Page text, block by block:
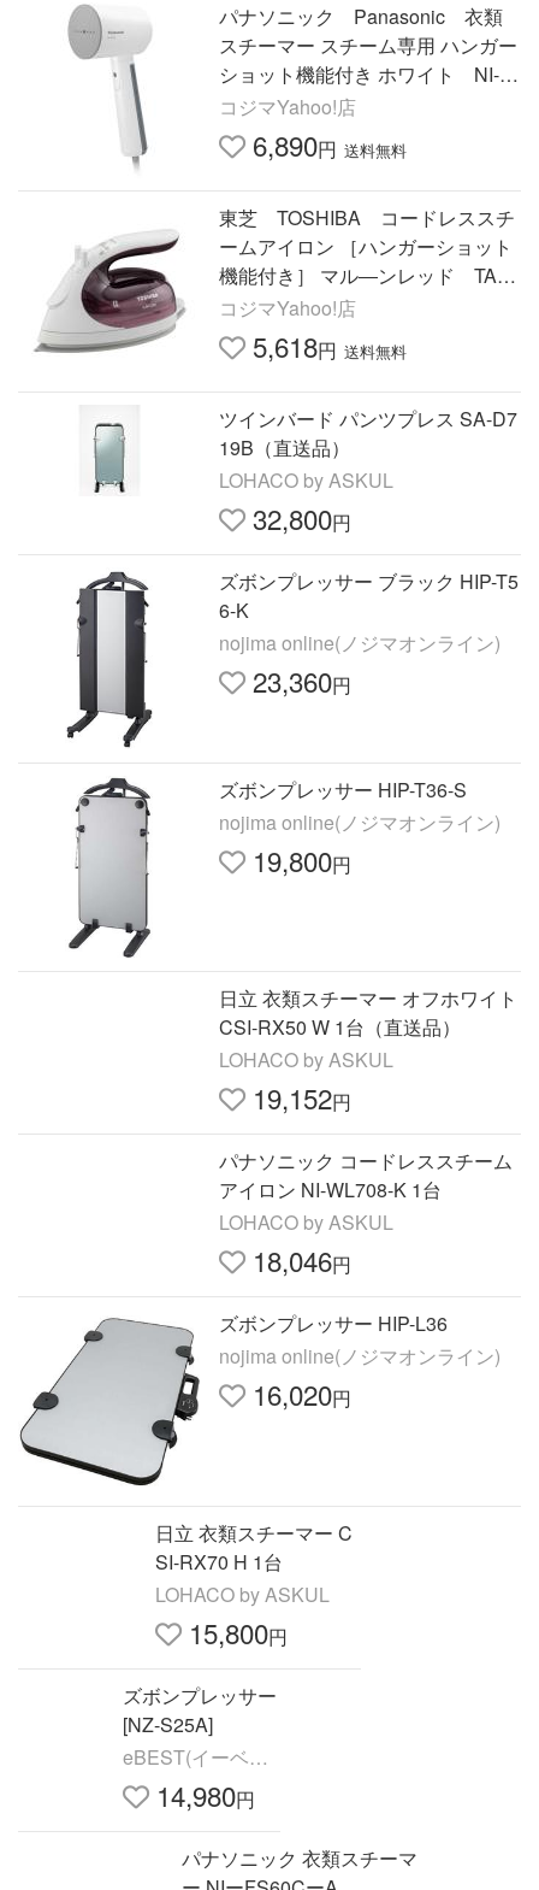
パナソニック Panasonic 衣類
スチーマー スチーム専用 ハンガー
ショット機能付き ホワイト NI-G
S200-W
コジマYahoo!店
6,890円 送料無料
東芝 TOSHIBA コードレススチ
ームアイロン ［ハンガーショット
機能付き］ マル―ンレッド TA-F
V470-R
コジマYahoo!店
5,618円 送料無料
ツインバード パンツプレス SA-D7
19B（直送品）
LOHACO by ASKUL
32,800円
ズボンプレッサー ブラック HIP-T5
6-K
nojima online(ノジマオンライン)
23,360円
ズボンプレッサー HIP-T36-S
nojima online(ノジマオンライン)
19,800円
日立 衣類スチーマー オフホワイト
CSI-RX50 W 1台（直送品）
LOHACO by ASKUL
19,152円
パナソニック コードレススチーム
アイロン NI-WL708-K 1台
LOHACO by ASKUL
18,046円
ズボンプレッサー HIP-L36
nojima online(ノジマオンライン)
16,020円
日立 衣類スチーマー C
SI-RX70 H 1台
LOHACO by ASKUL
15,800円
ズボンプレッサー
[NZ-S25A]
eBEST(イーベス
ト) 14,980円
パナソニック 衣類スチーマ